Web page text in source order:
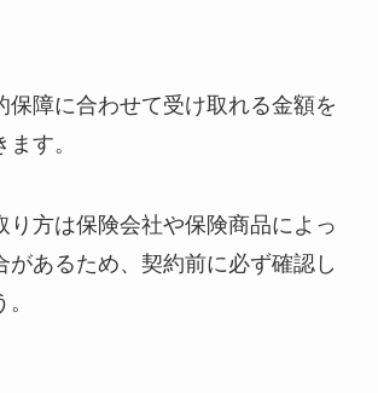
保障に合わせて受け取れる金額を
す。
り方は保険会社や保険商品によっ
があるため、契約前に必ず確認し